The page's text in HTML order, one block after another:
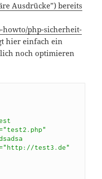
Ausdrücke”) bereits
howto/php-sicherheit-
hier einfach ein
noch optimieren
test3.de"